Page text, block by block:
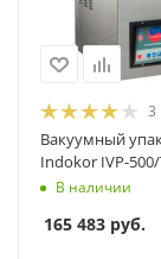
3
Вакуумный
Indokor IVP-
В наличии
165 483 руб.